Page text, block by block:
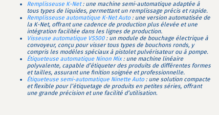
Remplisseuse K-Net : une machine semi-automatique adaptée à
tous types de liquides, permettant un remplissage précis et rapide.
Remplisseuse automatique K-Net Auto: une version automatisée de
la K-Net, offrant une cadence de production plus élevée et une
intégration facilitée dans les lignes de production.
Visseuse automatique VS500: un module de bouchage électrique à
convoyeur, conçu pour visser tous types de bouchons ronds, y
compris les modèles spéciaux à pistolet pulvérisateur ou à pompe.
Étiqueteuse automatique Ninon Mix: une machine linéaire
polyvalente, capable d’étiqueter des produits de différentes formes
et tailles, assurant une finition soignée et professionnelle.
Étiqueteuse semi-automatique Ninette Auto: une solution compacte
et flexible pour l’étiquetage de produits en petites séries, offrant
une grande précision et une facilité d’utilisation.